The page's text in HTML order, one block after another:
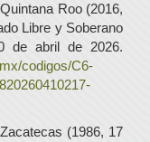
Roo (2016,
Libre y Soberano
de abril de 2026.
codigos/C6-
(1986, 17